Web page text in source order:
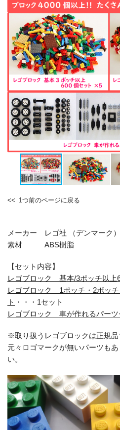
1つ前のページに戻る
メーカー レゴ社 （デンマーク）
素材 ABS樹脂
【セット内容】
レゴブロック 基本/3ポッチ以上
レゴブロック 1ポッチ・2ポッチ
ト ・・・1セット
レゴブロック 車が作れるパーツ
※取り扱うレゴブロックは正規品
元々ロゴマークが無いパーツも
い。